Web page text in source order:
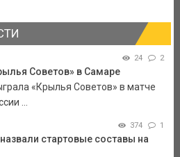
24 2
Советов» в Самаре
«Крылья Советов» в матче
...
374 1
стартовые составы на